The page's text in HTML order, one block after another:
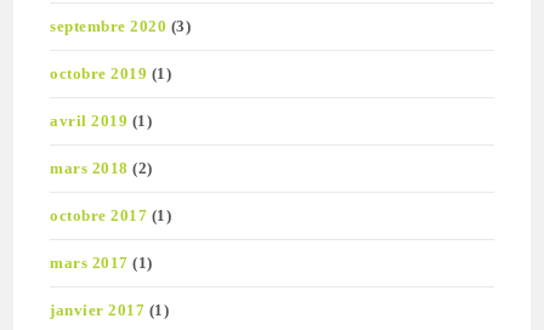
septembre 2020 (3)
octobre 2019 (1)
avril 2019 (1)
mars 2018 (2)
octobre 2017 (1)
mars 2017 (1)
janvier 2017 (1)